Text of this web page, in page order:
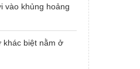
vào khủng hoảng
khác biệt nằm ở